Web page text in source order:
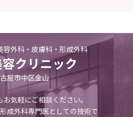
容外科・皮膚科・形成外科
クリニック
屋市中区金山
気軽にご相談ください。
成外科専門医としての技術で